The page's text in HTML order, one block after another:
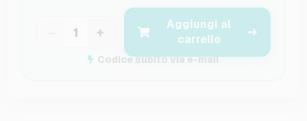
+
Aggiungi al
carrello
Codice subito via e-mail